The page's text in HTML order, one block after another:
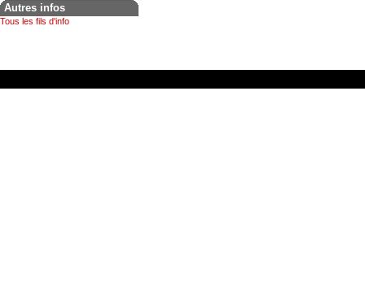
Autres infos
Tous les fils d'info